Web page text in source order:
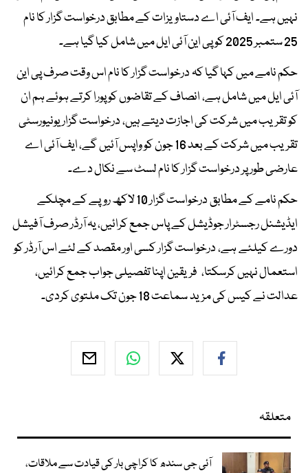
نہیں ہے۔ ایف آئی اے دستاویزات کے مطابق درخواست گزار کا نام
25 ستمبر 2025 کو پی این آئی ایل میں شامل کیا گیا ہے۔
حکم نامے میں کہا گیا کہ درخواست گزار کا نام اس وقت صرف پی این
آئی ایل میں شامل ہے، انصاف کے تقاضوں کو پورا کرتے ہوئے ہم ان
کو تقریب میں شرکت کی اجازت دیتے ہیں، درخواست گزار یونیورسٹی
تقریب میں شرکت کے بعد 16 جون کو واپس آئیں گے، ایف آئی اے
عارضی طور پر درخواست گزار کا نام لسٹ سے نکال دے۔
حکم نامے کے مطابق درخواست گزار 10 لاکھ روپے کے مچلکے
ایڈیشنل رجسٹرار جوڈیشل کے پاس جمع کرائیں، یہ آرڈر صرف آفیشل
دورے کیلئے ہے، درخواست گزار کسی اور مقصد کے لئے اس آرڈر کو
استعمال نہیں کرسکتا، فریقین اپنا تفصیلی جواب جمع کرائیں،
عدالت نے کیس کی مزید سماعت 18 جون تک ملتوی کردی۔
متعلقہ
آئی جی سندھ کا کراچی بار کی قیادت سے ملاقات،